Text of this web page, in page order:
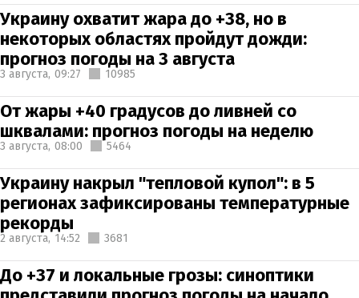
Украину охватит жара до +38, но в
некоторых областях пройдут дожди:
прогноз погоды на 3 августа
3 августа, 09:27 10985
От жары +40 градусов до ливней со
шквалами: прогноз погоды на неделю
3 августа, 08:00 5464
Украину накрыл "тепловой купол": в 5
регионах зафиксированы температурные
рекорды
2 августа, 14:52 3681
До +37 и локальные грозы: синоптики